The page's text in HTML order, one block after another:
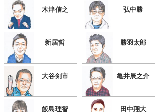
木津信之
新居哲
大谷剣市
飯島理智
弘中勝
勝羽太郎
亀井辰之介
田中翔大